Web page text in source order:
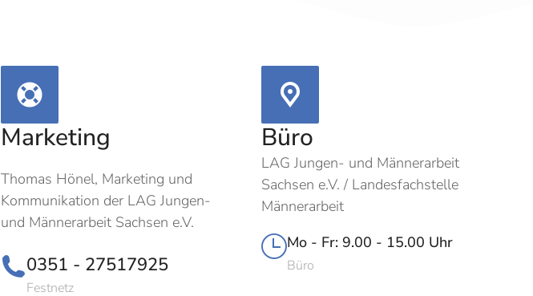
Marketing
Thomas Hönel, Marketing und
Kommunikation der LAG Jungen-
und Männerarbeit Sachsen e.V.
0351 - 27517925
Festnetz
Büro
LAG Jungen- und Männerarbeit
Sachsen e.V. / Landesfachstelle
Männerarbeit
Mo - Fr: 9.00 - 15.00 Uhr
Büro